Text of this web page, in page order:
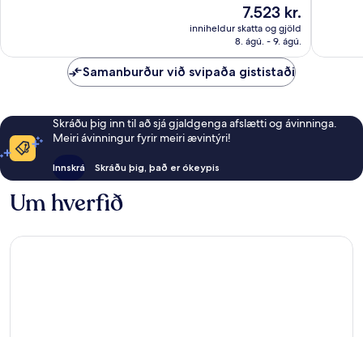
Verðið
er
7.523 kr.
7.523 kr.
inniheldur skatta og gjöld
8. ágú. - 9. ágú.
Samanburður við svipaða gististaði
Skráðu þig inn til að sjá gjaldgenga afslætti og ávinninga.
Meiri ávinningur fyrir meiri ævintýri!
Innskrá Skráðu þig, það er ókeypis
Um hverfið